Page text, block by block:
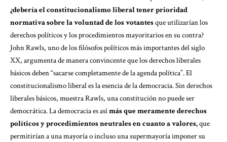
¿debería el constitucionalismo liberal tener prioridad
normativa sobre la voluntad de los votantesque utilizarían los
derechos políticos y los procedimientos mayoritarios en su contra?
John Rawls, uno de los filósofos políticos más importantes del siglo
XX, argumenta de manera convincente quelos derechos liberales
básicos deben “sacarse completamente de la agenda política”.El
constitucionalismo liberal es la esencia de la democracia. Sin derechos
liberales básicos, muestra Rawls, una constitución no puede ser
democrática. La democracia es asímás que meramente derechos
políticos y procedimientos neutrales en cuanto a valores,que
permitirían a una mayoría o incluso una supermayoría imponer su